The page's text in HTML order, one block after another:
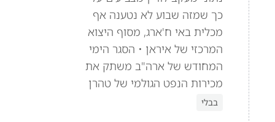
כך שמזה שבוע לא נטענה אף
מכלית באי ח'ארג, מסוף היצוא
המרכזי של איראן • הסגר הימי
המחודש של ארה"ב משתק את
מכירות הנפט הגולמי של טהרן
בבלי